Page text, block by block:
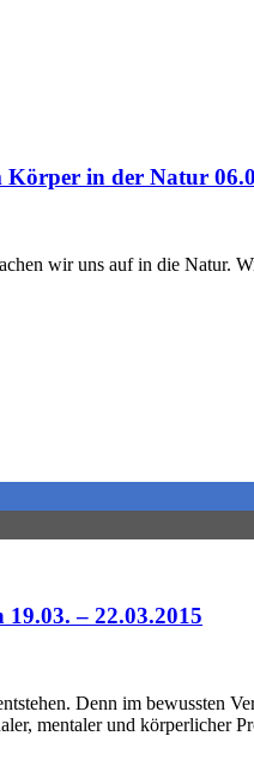
in der Natur
wir uns auf in die Natur.
– 22.03.2015
Denn im bewussten
mentaler und körperlicher